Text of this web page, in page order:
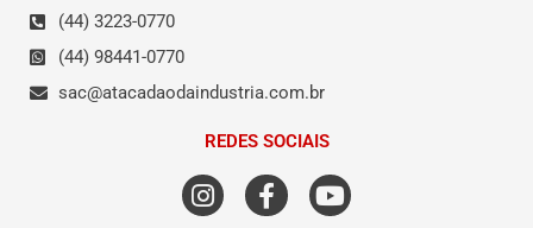
(44) 3223-0770
(44) 98441-0770
sac@atacadaodaindustria.com.br
REDES SOCIAIS